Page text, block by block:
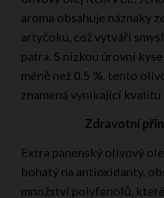
aroma obsahuje náznaky
artyčoku, což vytváří
patra. S nízkou úrovní
méně než 0,5 %, tento
znamená vynikající kvalitu
Zdravotní
Extra panenský olivový
bohatý na antioxidanty,
množství polyfenolů,